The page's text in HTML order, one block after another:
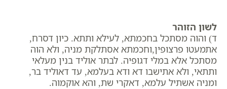
לשון הזוהר
ד) והוה מסתכל בחכמתא, לעילא ותתא. כיון דסרח,
אתמעטו פרצופין,וחכמתא אסתלקת מניה, ולא הוה
מסתכל אלא במלי דגופיה. לבתר אוליד בנין מעלאי
ותתאי, ולא אתישבו דא ודא בעלמא, עד דאוליד בר,
ומניה אשתיל עלמא, דאקרי שת, והא אוקמוה.